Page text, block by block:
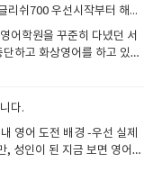
다. 저는 원래 다른 전화영
으로 잉글리쉬700을 알게 되
는 정말 만족스러운 선택이
양한 강사진이 있다는 것이
우 부담 없이 강사를 변경할
력이 뛰어났습니다. 수업이
다시 한번 정리해 주시고, 제
서 복습할 때도 많은 도움이
것이 아니라 스스로 공부
잉글리쉬700 우선시작부터 해봤습니다~
어학원을 꾸준히 다녔던 서
하고 화상영어를 하고 있어
을 그만 다니고 싶다고 이야
향과도 맞지않아서 저도 사
었거든요. 어릴 때도 영어 1
다.
영어 도전 배경 -우선 실제
, 성인이 된 지금 보면 영어